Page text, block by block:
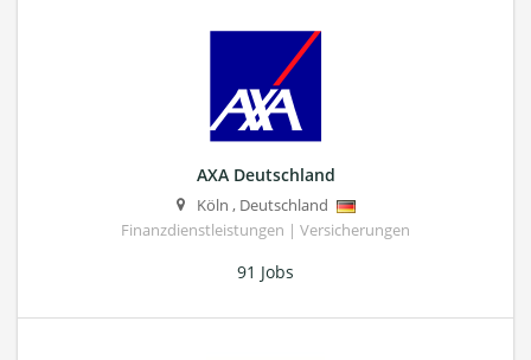
AXA Deutschland
Köln , Deutschland
Finanzdienstleistungen | Versicherungen
91 Jobs